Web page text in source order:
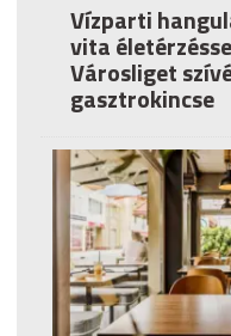
Vízparti
vita
Városliget
gasztrokincse